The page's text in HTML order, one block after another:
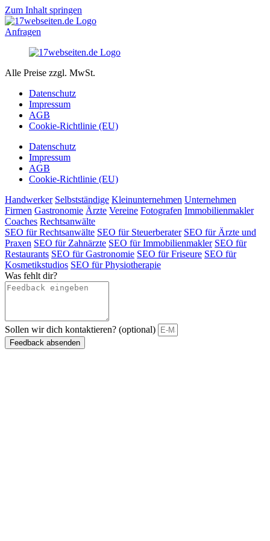
Zum Inhalt springen
Anfragen
Alle Preise zzgl. MwSt.
Datenschutz
Impressum
AGB
Cookie-Richtlinie (EU)
Datenschutz
Impressum
AGB
Cookie-Richtlinie (EU)
Handwerker Selbstständige Kleinunternehmen Unternehmen
Firmen Gastronomie Ärzte Vereine Fotografen Immobilienmakler
Coaches Rechtsanwälte
SEO für Rechtsanwälte SEO für Steuerberater SEO für Ärzte und
Praxen SEO für Zahnärzte SEO für Immobilienmakler SEO für
Restaurants SEO für Gastronomie SEO für Friseure SEO für
Kosmetikstudios SEO für Physiotherapie
Was fehlt dir?
Sollen wir dich kontaktieren? (optional)
Feedback absenden